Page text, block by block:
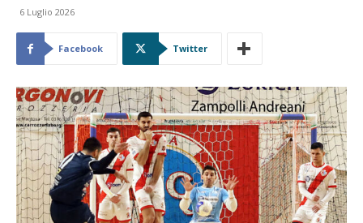
6 Luglio 2026
Facebook Twitter